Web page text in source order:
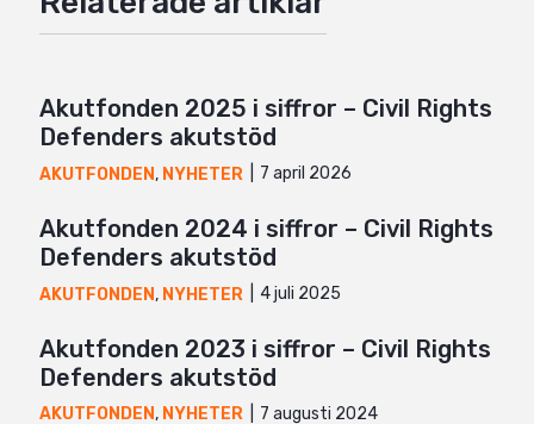
Mail
Akutfonden 2025 i siffror – Civil Rights
Defenders akutstöd
AKUTFONDEN, NYHETER 7 april 2026
Akutfonden 2024 i siffror – Civil Rights
Defenders akutstöd
AKUTFONDEN, NYHETER 4 juli 2025
Akutfonden 2023 i siffror – Civil Rights
Defenders akutstöd
AKUTFONDEN, NYHETER 7 augusti 2024